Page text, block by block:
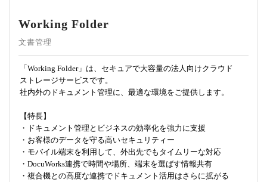
Working Folder
文書管理
「Working Folder」は、セキュアで大容量の法人向けクラウド
ストレージサービスです。
社内外のドキュメント管理に、最適な環境をご提供します。
【特長】
・ドキュメント管理とビジネスの効率化を強力に支援
・お客様のデータを守る高いセキュリティー
・モバイル端末を利用して、外出先でもタイムリーな対応
・DocuWorks連携で時間や場所、端末を選ばす情報共有
・複合機との高度な連携でドキュメント活用はさらに拡がる